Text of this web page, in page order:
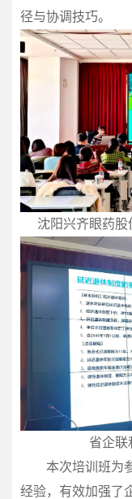
径与协调技巧。
沈阳兴齐眼药
省企联
本次培训班为
经验，有效加强了